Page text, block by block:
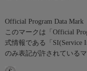
Official Program Data Mark
このマークは「Official
式情報である「SI(Service
のみ表記が許されているマ